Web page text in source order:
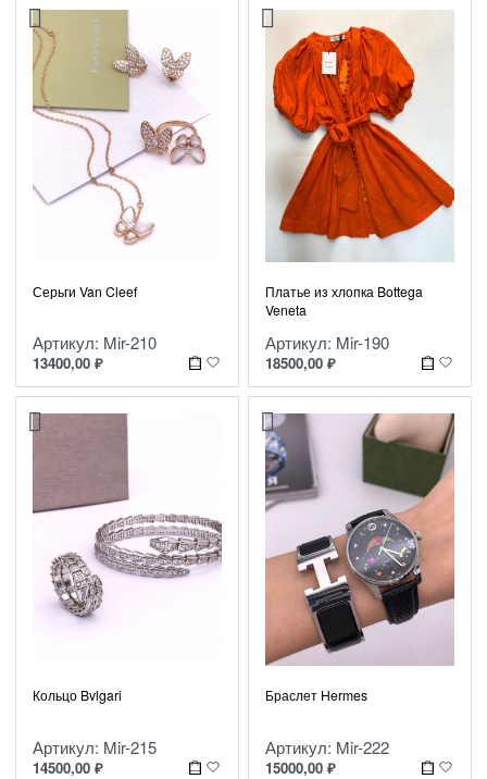
Серьги Van Cleef
Артикул: Mir-210
13400,00 ₽
Платье из хлопка Bottega
Veneta
Артикул: Mir-190
18500,00 ₽
Кольцо Bvlgari
Артикул: Mir-215
14500,00 ₽
Браслет Hermes
Артикул: Mir-222
15000,00 ₽